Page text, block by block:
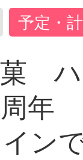
予定・
ハ
周年
ン